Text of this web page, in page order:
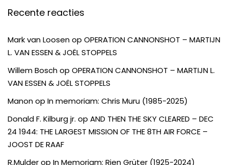
Recente reacties
Mark van Loosenop OPERATION CANNONSHOT – MARTIJN
L. VAN ESSEN & JOËL STOPPELS
Willem Boschop OPERATION CANNONSHOT – MARTIJN L.
VAN ESSEN & JOËL STOPPELS
Manonop In memoriam: Chris Muru (1985-2025)
Donald F. Kilburg jr. op AND THEN THE SKY CLEARED – DEC
24 1944: THE LARGEST MISSION OF THE 8TH AIR FORCE –
JOOST DE RAAF
R.Mulderop In Memoriam: Rien Grüter (1925-2024)